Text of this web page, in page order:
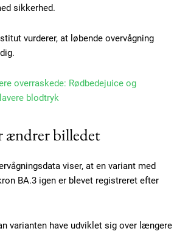
sikkerhed.
vurderer, at løbende overvågning
overraskede: Rødbedejuice og
blodtryk
billedet
viser, at en variant med
BA.3 igen er blevet registreret efter
varianten have udviklet sig over længere